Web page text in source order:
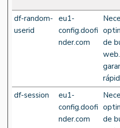
df-random-
userid
eu1-
config.doofi
nder.com
de
df-session
eu1-
config.doofi
nder.com
de